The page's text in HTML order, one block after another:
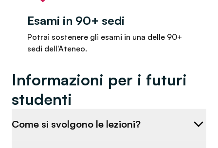
Esami in 90+ sedi
Potrai sostenere gli esami in una delle 90+
sedi dell'Ateneo.
Informazioni per i futuri
studenti
Come si svolgono le lezioni?